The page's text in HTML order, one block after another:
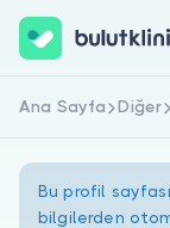
Hemen
Ana Sayfa Diğer
Bu profil
bilgilerden